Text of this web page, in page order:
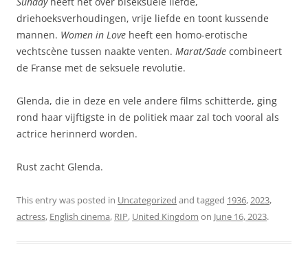
driehoeksverhoudingen, vrije liefde en toont kussende
mannen. Women in Love heeft een homo-erotische
vechtscène tussen naakte venten. Marat/Sade combineert
de Franse met de seksuele revolutie.
Glenda, die in deze en vele andere films schitterde, ging
rond haar vijftigste in de politiek maar zal toch vooral als
actrice herinnerd worden.
Rust zacht Glenda.
This entry was posted in Uncategorized and tagged 1936,2023,
actress, English cinema, RIP, United Kingdom on June 16, 2023.